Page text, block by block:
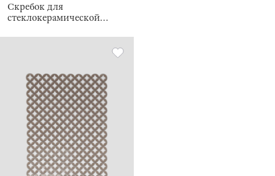
Скребок для
стеклокерамической